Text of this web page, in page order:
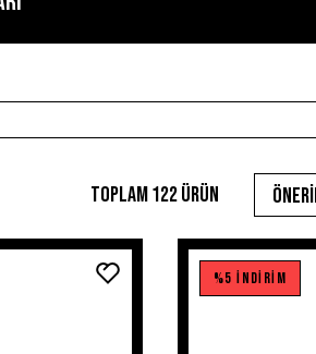
Toplam 122 ürün
%5 İNDİRİM